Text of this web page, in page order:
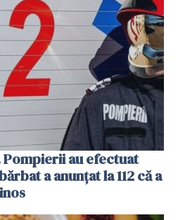
Pompierii au efectuat
a anunțat la 112 că a